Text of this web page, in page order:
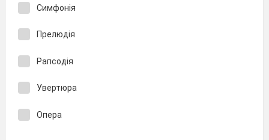
Симфонія
Прелюдія
Рапсодія
Увертюра
Опера